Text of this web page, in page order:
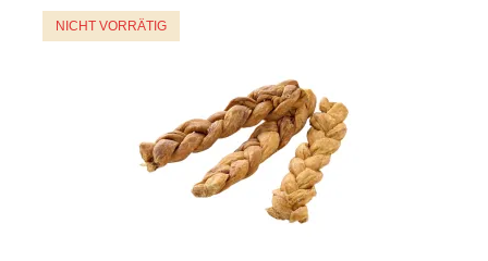
NICHT VORRÄTIG